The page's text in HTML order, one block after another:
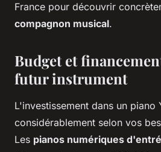
France pour découvrir
compagnon musical.
Budget et
futur instrument
L'investissement dans un piano
considérablement selon vos
Les pianos numériques